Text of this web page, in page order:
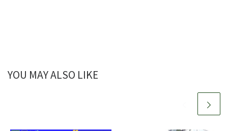
YOU MAY ALSO LIKE